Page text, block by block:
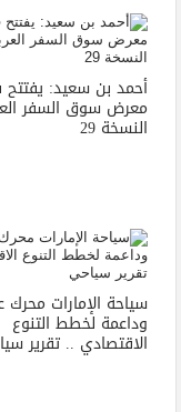
أحمد بن سعيد: يفتتح
معرض سوق السفر
النسخة 29
سياحة الإمارات محرك
وداعمة لخطط التنوع
الاقتصادي .. تقرير